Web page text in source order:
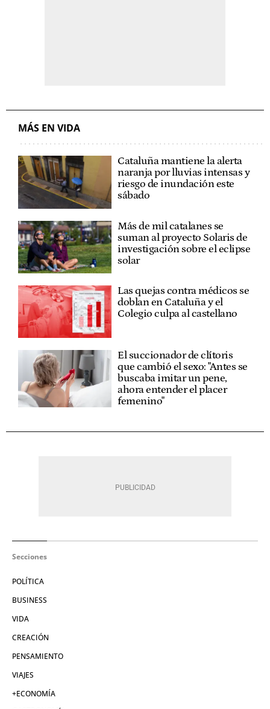
MÁS EN VIDA
Cataluña mantiene la alerta
naranja por lluvias intensas y
riesgo de inundación este
sábado
Más de mil catalanes se
suman al proyecto Solaris de
investigación sobre el eclipse
solar
Las quejas contra médicos se
doblan en Cataluña y el
Colegio culpa al castellano
El succionador de clítoris
que cambió el sexo: "Antes se
buscaba imitar un pene,
ahora entender el placer
femenino"
Secciones
POLÍTICA
BUSINESS
VIDA
CREACIÓN
PENSAMIENTO
VIAJES
+ECONOMÍA